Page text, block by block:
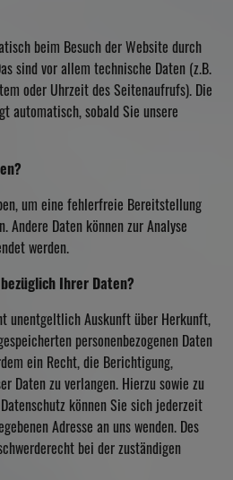
beim Besuch der Website durch
sind vor allem technische Daten (z.B.
oder Uhrzeit des Seitenaufrufs). Die
automatisch, sobald Sie unsere
um eine fehlerfreie Bereitstellung
Andere Daten können zur Analyse
werden.
Ihrer Daten?
unentgeltlich Auskunft über Herkunft,
personenbezogenen Daten
ein Recht, die Berichtigung,
Daten zu verlangen. Hierzu sowie zu
können Sie sich jederzeit
Adresse an uns wenden. Des
bei der zuständigen